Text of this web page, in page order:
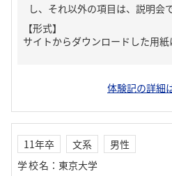
し、それ以外の項目は、説明会
【形式】
サイトからダウンロードした用紙
体験記の詳細
11年卒 文系
男性
学校名 ： 東京大学